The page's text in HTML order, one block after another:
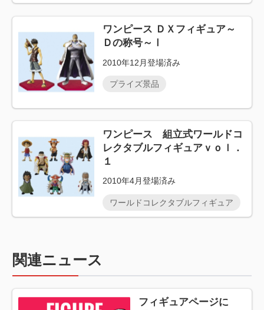
ワンピース ＤＸフィギュア～
Ｄの称号～Ⅰ
2010年12月登場済み
プライズ景品
ワンピース 組立式ワールドコ
レクタブルフィギュアｖｏｌ．
１
2010年4月登場済み
ワールドコレクタブルフィギュア
関連ニュース
フィギュアページに